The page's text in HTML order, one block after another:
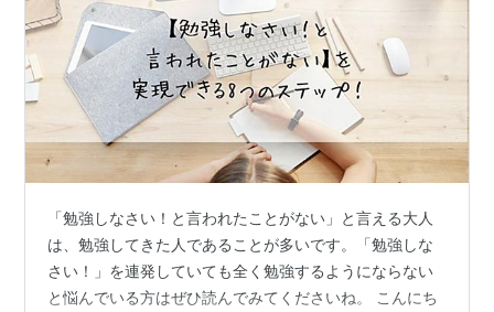
「勉強しなさい！と言われたことがない」と言える大人
は、勉強してきた人であることが多いです。「勉強しな
さい！」を連発していても全く勉強するようにならない
と悩んでいる方はぜひ読んでみてくださいね。 こんにち